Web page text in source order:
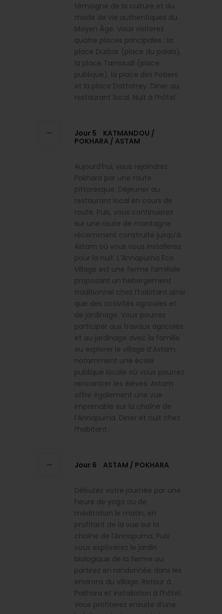
témoigne de la culture et du
mode de vie authentiques du
Moyen Âge. Vous visiterez
quatre places principales : la
place Durbar (place du palais),
la place Tamaudi (place
publique), la place des Potiers
et la place Dattatrey. Diner au
restaurant local. Nuit à l’hôtel.
Jour 5
KATMANDOU /
POKHARA / ASTAM
Aujourd’hui, vous rejoindrez
Pokhara par une route
pittoresque. Déjeuner au
restaurant local en cours de
route. Puis, vous continuerez
sur une route de montagne
récemment construite jusqu’à
Astam où vous vous installerez
pour la nuit. L’Annapurna Eco
Village est une ferme familiale
proposant un hébergement
traditionnel chez l’habitant ainsi
que des activités agricoles et
de jardinage. Vous pourrez
participer aux travaux agricoles
et au jardinage avec la famille
ou explorer le village d’Astam,
notamment une école
publique locale où vous pourrez
rencontrer les élèves. Astam
offre également une vue
imprenable sur la chaîne de
l’Annapurna. Diner et nuit chez
l’habitant.
Jour 6 ASTAM / POKHARA
Débutez votre journée par une
heure de yoga ou de
méditation le matin, en
profitant de la vue sur la
chaîne de l’Annapurna. Puis
vous explorerez le jardin
biologique de la ferme ou
partirez en randonnée dans les
environs du village. Retour à
Pokhara et installation à l’hôtel.
Vous profiterez ensuite d’une